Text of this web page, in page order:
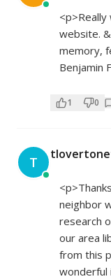
website.
memory,
Benjamin
1 0
T
neighbor
research
our area
from this
wonderful